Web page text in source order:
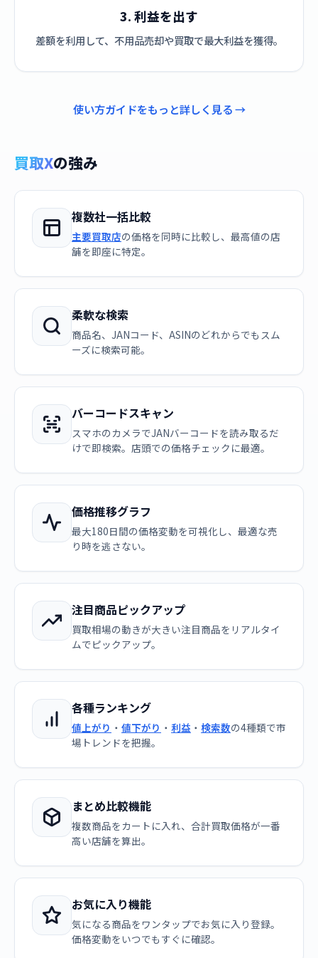
3. 利益を出す
差額を利用して、不用品売却や買取で最大利益を獲得。
使い方ガイドをもっと詳しく見る →
買取Xの強み
複数社一括比較
主要買取店の価格を同時に比較し、最高値の店
舗を即座に特定。
柔軟な検索
商品名、JANコード、ASINのどれからでもスム
ーズに検索可能。
バーコードスキャン
スマホのカメラでJANバーコードを読み取るだ
けで即検索。店頭での価格チェックに最適。
価格推移グラフ
最大180日間の価格変動を可視化し、最適な売
り時を逃さない。
注目商品ピックアップ
買取相場の動きが大きい注目商品をリアルタイ
ムでピックアップ。
各種ランキング
値上がり ・ 値下がり ・ 利益 ・ 検索数の4種類で市
場トレンドを把握。
まとめ比較機能
複数商品をカートに入れ、合計買取価格が一番
高い店舗を算出。
お気に入り機能
気になる商品をワンタップでお気に入り登録。
価格変動をいつでもすぐに確認。